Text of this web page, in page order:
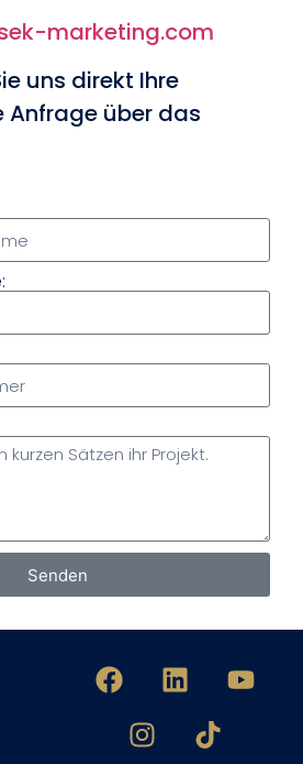
marketing.com
uns direkt Ihre
Anfrage über das
Senden